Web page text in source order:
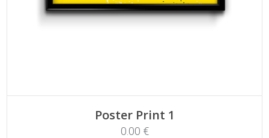
Poster Print 1
0.00 €